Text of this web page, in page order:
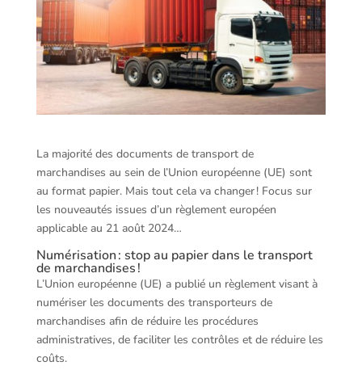
La majorité des documents de transport de
marchandises au sein de l’Union européenne (UE) sont
au format papier. Mais tout cela va changer ! Focus sur
les nouveautés issues d’un règlement européen
applicable au 21 août 2024…
Numérisation : stop au papier dans le transport
de marchandises !
L’Union européenne (UE) a publié un règlement visant à
numériser les documents des transporteurs de
marchandises afin de réduire les procédures
administratives, de faciliter les contrôles et de réduire les
coûts.